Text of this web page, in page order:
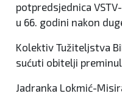
potpredsjednica
u 66. godini nakon
Kolektiv Tužiteljstva
sućuti obitelji
Jadranka Lokmić-